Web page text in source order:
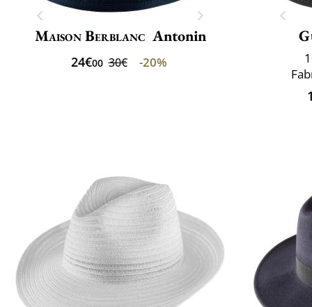
Maison Berblanc Antonin
24€00 30€ -20%